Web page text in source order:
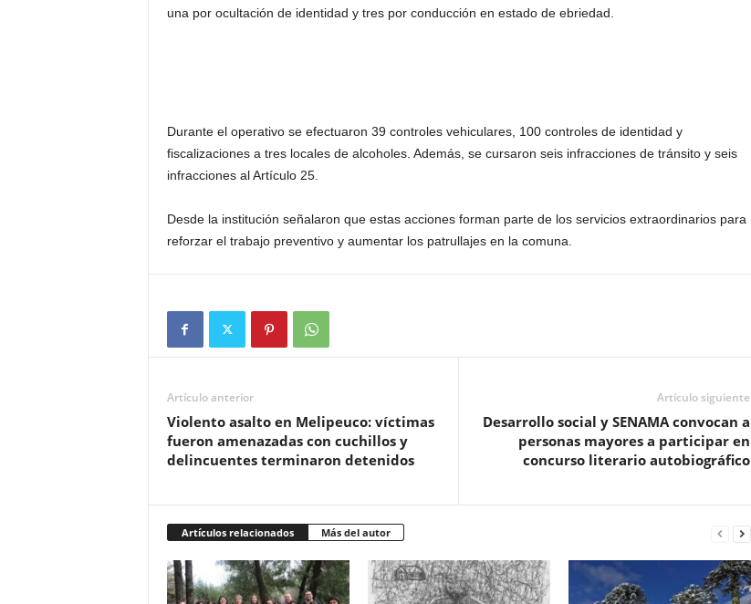
una por ocultación de identidad y tres por conducción en estado de ebriedad.
Durante el operativo se efectuaron 39 controles vehiculares, 100 controles de identidad y
fiscalizaciones a tres locales de alcoholes. Además, se cursaron seis infracciones de tránsito y seis
infracciones al Artículo 25.
Desde la institución señalaron que estas acciones forman parte de los servicios extraordinarios para
reforzar el trabajo preventivo y aumentar los patrullajes en la comuna.
Artículo anterior
Violento asalto en Melipeuco: víctimas
fueron amenazadas con cuchillos y
delincuentes terminaron detenidos
Artículo siguiente
Desarrollo social y SENAMA convocan a
personas mayores a participar en
concurso literario autobiográfico
Artículos relacionados Más del autor